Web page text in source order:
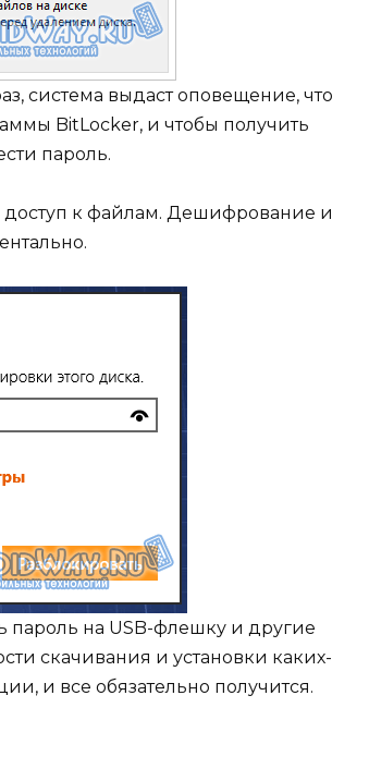
система выдаст оповещение, что
BitLocker, и чтобы получить
пароль.
к файлам. Дешифрование и
пароль на USB-флешку и другие
скачивания и установки каких-
и все обязательно получится.